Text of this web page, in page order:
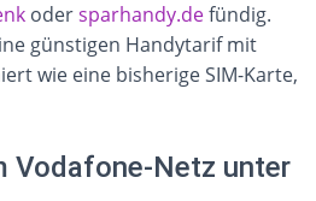
odersparhandy.defündig.
günstigen Handytarif mit
wie eine bisherige SIM-Karte,
Vodafone-Netz unter